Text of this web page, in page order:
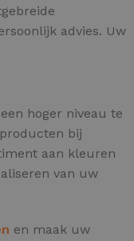
advies. Uw
hoger niveau te
bij
aan kleuren
van uw
en maak uw